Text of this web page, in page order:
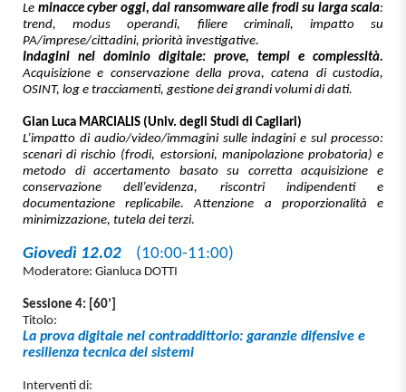
Le minacce cyber oggi, dal ransomware alle frodi su larga scala:
trend, modus operandi, filiere criminali, impatto su
PA/imprese/cittadini, priorità investigative.
Indagini nel dominio digitale: prove, tempi e complessità.
Acquisizione e conservazione della prova, catena di custodia,
OSINT, log e tracciamenti, gestione dei grandi volumi di dati.
Gian Luca MARCIALIS (Univ. degli Studi di Cagliari)
L’impatto di audio/video/immagini sulle indagini e sul processo:
scenari di rischio (frodi, estorsioni, manipolazione probatoria) e
metodo di accertamento basato su corretta acquisizione e
conservazione dell’evidenza, riscontri indipendenti e
documentazione replicabile. Attenzione a proporzionalità e
minimizzazione, tutela dei terzi.
Giovedì 12.02 (10:00-11:00)
Moderatore: Gianluca DOTTI
Sessione 4: [60’]
Titolo:
La prova digitale nel contraddittorio: garanzie difensive e
resilienza tecnica dei sistemi
Interventi di: